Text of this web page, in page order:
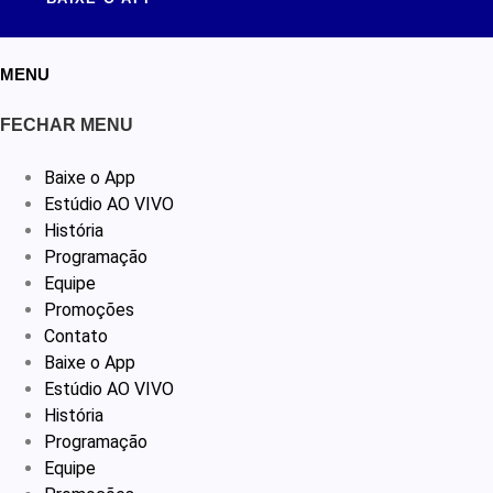
MENU
FECHAR MENU
Baixe o App
Estúdio AO VIVO
História
Programação
Equipe
Promoções
Contato
Baixe o App
Estúdio AO VIVO
História
Programação
Equipe